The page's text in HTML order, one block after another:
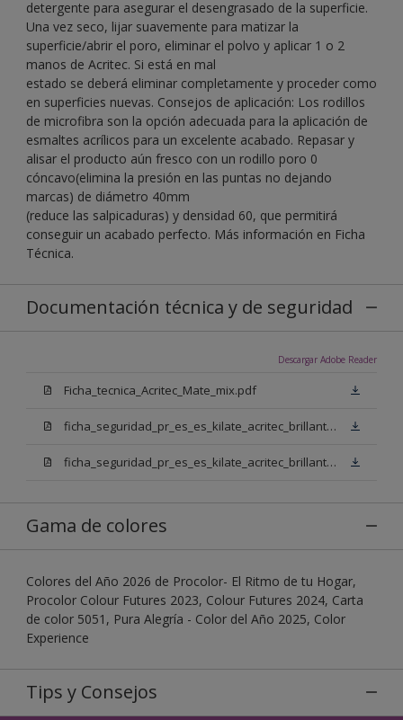
detergente para asegurar el desengrasado de la superficie.
Una vez seco, lijar suavemente para matizar la
superficie/abrir el poro, eliminar el polvo y aplicar 1 o 2
manos de Acritec. Si está en mal
estado se deberá eliminar completamente y proceder como
en superficies nuevas. Consejos de aplicación: Los rodillos
de microfibra son la opción adecuada para la aplicación de
esmaltes acrílicos para un excelente acabado. Repasar y
alisar el producto aún fresco con un rodillo poro 0
cóncavo(elimina la presión en las puntas no dejando
marcas) de diámetro 40mm
(reduce las salpicaduras) y densidad 60, que permitirá
conseguir un acabado perfecto. Más información en Ficha
Técnica.
Documentación técnica y de seguridad
Descargar Adobe Reader
Ficha_tecnica_Acritec_Mate_mix.pdf
ficha_seguridad_pr_es_es_kilate_acritec_brillante_mix_bb.pdf
ficha_seguridad_pr_es_es_kilate_acritec_brillante_mix_bn.pdf
Gama de colores
Colores del Año 2026 de Procolor- El Ritmo de tu Hogar,
Procolor Colour Futures 2023, Colour Futures 2024, Carta
de color 5051, Pura Alegría - Color del Año 2025, Color
Experience
Tips y Consejos